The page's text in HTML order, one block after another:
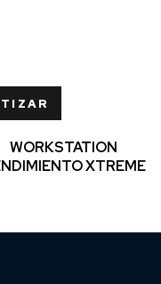
WORKSTATION
XTREME